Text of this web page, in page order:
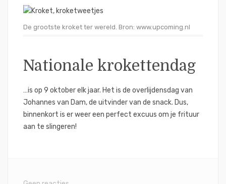
De grootste kroket ter wereld. Bron: www.upcoming.nl
Nationale krokettendag
…is op 9 oktober elk jaar. Het is de overlijdensdag van
Johannes van Dam, de uitvinder van de snack. Dus,
binnenkort is er weer een perfect excuus om je frituur
aan te slingeren!